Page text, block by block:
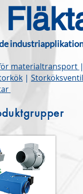
materialtransport |
|